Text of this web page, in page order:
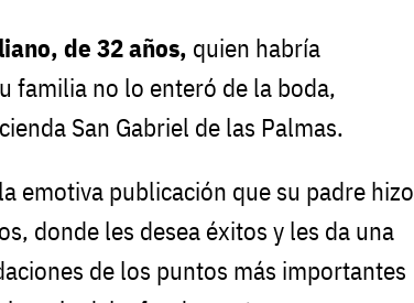
de 32 años, quien habría
familia no lo enteró de la boda,
San Gabriel de las Palmas.
emotiva publicación que su padre hizo
donde les desea éxitos y les da una
de los puntos más importantes